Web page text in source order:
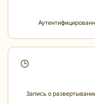
Запись о